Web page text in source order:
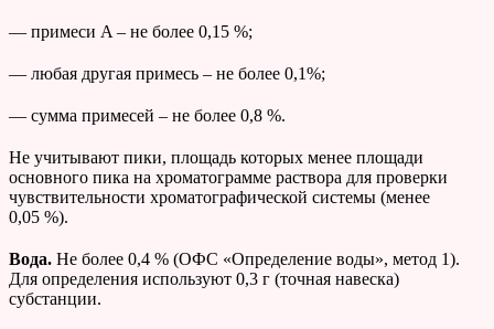
— примеси A – не более 0,15 %;
— любая другая примесь – не более 0,1%;
— сумма примесей – не более 0,8 %.
Не учитывают пики, площадь которых менее площади
основного пика на хроматограмме раствора для проверки
чувствительности хроматографической системы (менее
0,05 %).
Вода. Не более 0,4 % (ОФС «Определение воды», метод 1).
Для определения используют 0,3 г (точная навеска)
субстанции.